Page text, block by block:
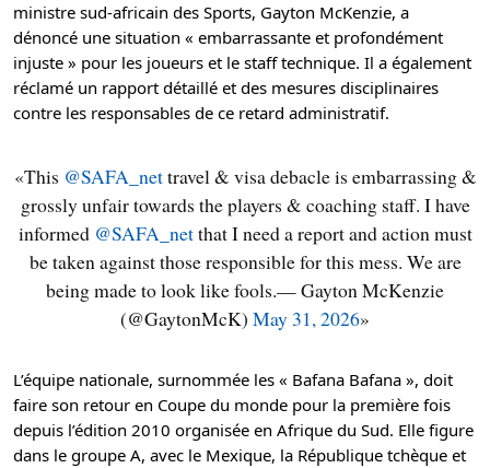
ministre sud-africain des Sports, Gayton McKenzie, a
dénoncé une situation « embarrassante et profondément
injuste » pour les joueurs et le staff technique. Il a également
réclamé un rapport détaillé et des mesures disciplinaires
contre les responsables de ce retard administratif.
This @SAFA_nettravel & visa debacle is embarrassing &
grossly unfair towards the players & coaching staff. I have
informed @SAFA_netthat I need a report and action must
be taken against those responsible for this mess. We are
being made to look like fools.— Gayton McKenzie
(@GaytonMcK) May 31, 2026
L’équipe nationale, surnommée les « Bafana Bafana », doit
faire son retour en Coupe du monde pour la première fois
depuis l’édition 2010 organisée en Afrique du Sud. Elle figure
dans le groupe A, avec le Mexique, la République tchèque et